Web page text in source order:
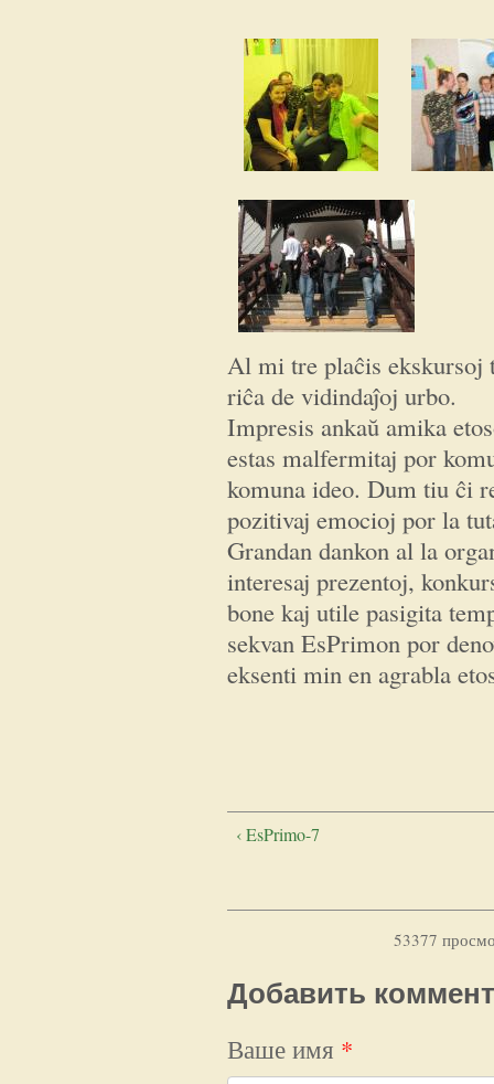
Al mi tre plaĉis ekskursoj
riĉa de vidindaĵoj urbo.
Impresis ankaŭ amika
estas malfermitaj por
komuna ideo. Dum tiu ĉi
pozitivaj emocioj por la
Grandan dankon al la
interesaj prezentoj,
bone kaj utile pasigita
sekvan EsPrimon por
eksenti min en agrabla
‹ EsPrimo-7
53377
Добавить
Ваше имя *